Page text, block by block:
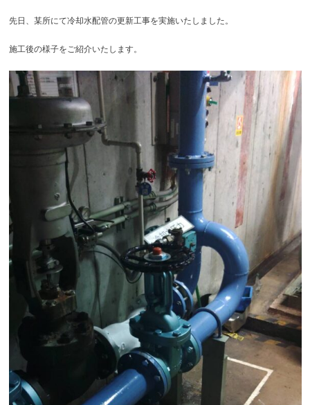
先日、某所にて冷却水配管の更新工事を実施いたしました。
施工後の様子をご紹介いたします。